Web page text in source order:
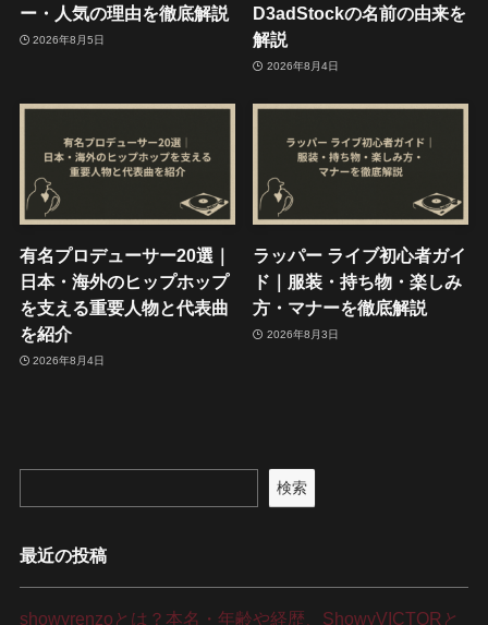
ー・人気の理由を徹底解説
2026年8月5日
D3adStockの名前の由来を
解説
2026年8月4日
有名プロデューサー20選｜
日本・海外のヒップホップ
を支える重要人物と代表曲
を紹介
2026年8月4日
ラッパー ライブ初心者ガイ
ド｜服装・持ち物・楽しみ
方・マナーを徹底解説
2026年8月3日
検索
最近の投稿
showyrenzoとは？本名・年齢や経歴、ShowyVICTORと